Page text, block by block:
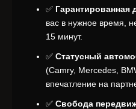
✅ Гарантированная
вас в нужное время,
15 минут.
✅ Статусный
(Camry, Mercedes,
впечатление на
✅ Свобода